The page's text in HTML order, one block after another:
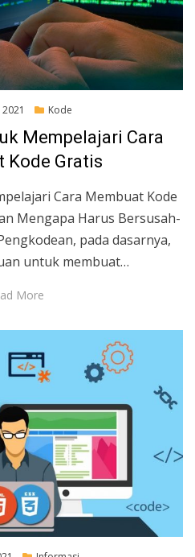
2021 Kode
Mempelajari Cara
Kode Gratis
Cara Membuat Kode
Mengapa Harus Bersusah-
pada dasarnya,
untuk membuat…
More